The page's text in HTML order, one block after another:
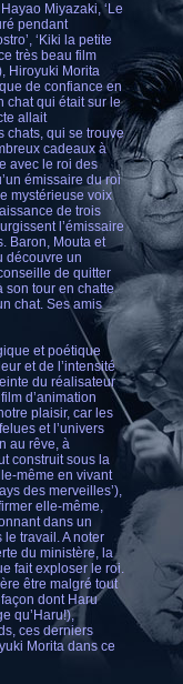
Miyazaki, ‘Le
pendant
‘Kiki la petite
très beau film
Hiroyuki Morita
de confiance en
chat qui était sur le
allait
chats, qui se trouve
cadeaux à
avec le roi des
émissaire du roi
mystérieuse voix
de trois
l’émissaire
Baron, Mouta et
découvre un
de quitter
son tour en chatte
chat. Ses amis
et poétique
et de l’intensité
du réalisateur
d’animation
plaisir, car les
et l’univers
au rêve, à
construit sous la
même en vivant
des merveilles’),
elle-même,
dans un
travail. A noter
du ministère, la
fait exploser le roi.
être malgré tout
dont Haru
qu’Haru!),
ces derniers
Morita dans ce